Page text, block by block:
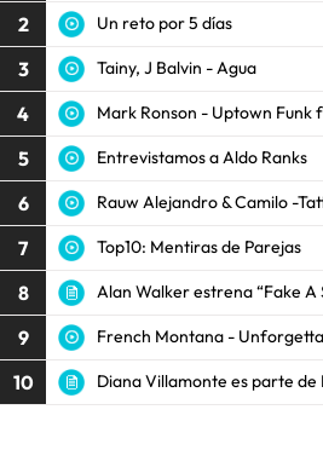
2 Un reto por 5 días
3 Tainy, J Balvin - Agua
4 Mark Ronson - Uptown Funk
5 Entrevistamos a Aldo Ranks
6 Rauw Alejandro & Camilo -
7 Top10: Mentiras de Parejas
8 Alan Walker estrena “Fake A
9 French Montana -
10 Diana Villamonte es parte de